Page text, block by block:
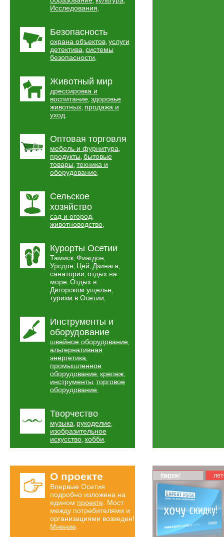
Исследования,
Безопасность
охрана объектов, услуги
детектива, системы
безопасности,
Животный мир
дрессировка и
воспитание, здоровье
животных, продажа и
уход,
Оптовая торговля
мебель и фурнитура,
продукты, бытовые
товары, техника и
оборудование,
Сельское
хозяйство
сад и огород,
животноводство,
Курорты Осетии
Тамиск, Фиагдон,
Урсдон, Цей, Дзинага,
санатории, отдых на
море, Отдых в
Дигорском ущелье,
туризм в Осетии,
Инструменты и
оборудование
швейное оборудование,
альтернативная
энергетика,
промышленное
оборудование, крепеж,
инструменты, торговое
оборудование,
Творчество
музыка, рукоделие,
изобразительное
искусство, хобби,
О проекте
Впервые Осетия
подробно изложена на
едином проекте . Мост
между потребителями и
организациями возведен!
Мнение
Карта скидок!